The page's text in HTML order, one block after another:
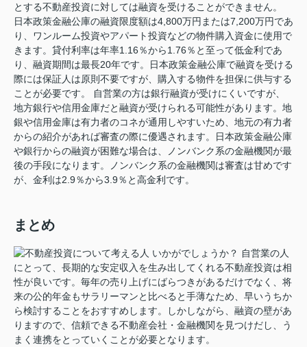
とする不動産投資に対しては融資を受けることができません。
日本政策金融公庫の融資限度額は4,800万円または7,200万円であ
り、ワンルーム投資やアパート投資などの物件購入資金に使用で
きます。貸付利率は年率1.16％から1.76％と至って低金利であ
り、融資期間は最長20年です。日本政策金融公庫で融資を受ける
際には保証人は原則不要ですが、購入する物件を担保に供与する
ことが必要です。 自営業の方は銀行融資が受けにくいですが、
地方銀行や信用金庫だと融資が受けられる可能性があります。地
銀や信用金庫は有力者のコネが通用しやすいため、地元の有力者
からの紹介があれば審査の際に優遇されます。日本政策金融公庫
や銀行からの融資が困難な場合は、ノンバンク系の金融機関が最
後の手段になります。ノンバンク系の金融機関は審査は甘めです
が、金利は2.9％から3.9％と高金利です。
まとめ
いかがでしょうか？ 自営業の人
にとって、長期的な安定収入を生み出してくれる不動産投資は相
性が良いです。毎年の売り上げにばらつきがあるだけでなく、将
来の公的年金もサラリーマンと比べると手薄なため、早いうちか
ら検討することをおすすめします。しかしながら、融資の壁があ
りますので、信頼できる不動産会社・金融機関を見つけだし、う
まく連携をとっていくことが必要となります。